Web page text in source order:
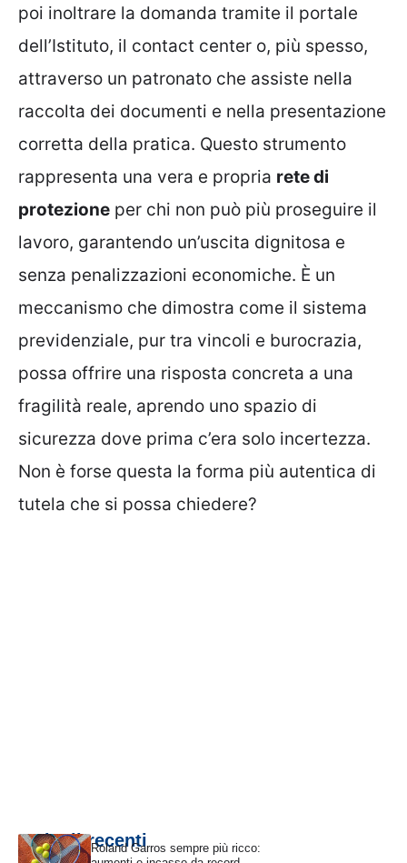
poi inoltrare la domanda tramite il portale
dell’Istituto, il contact center o, più spesso,
attraverso un patronato che assiste nella
raccolta dei documenti e nella presentazione
corretta della pratica. Questo strumento
rappresenta una vera e propria rete di
protezione per chi non può più proseguire il
lavoro, garantendo un’uscita dignitosa e
senza penalizzazioni economiche. È un
meccanismo che dimostra come il sistema
previdenziale, pur tra vincoli e burocrazia,
possa offrire una risposta concreta a una
fragilità reale, aprendo uno spazio di
sicurezza dove prima c’era solo incertezza.
Non è forse questa la forma più autentica di
tutela che si possa chiedere?
Articoli recentiRoland Garros sempre più ricco: